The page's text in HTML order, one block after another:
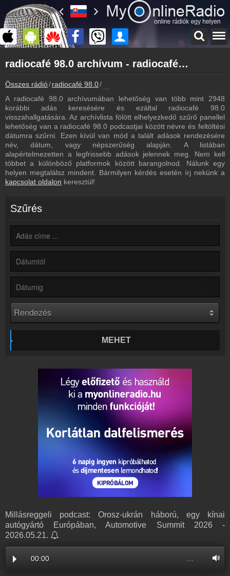
myonlineradio.hu
radiocafé 98.0
Vissza a radiocafé 98.0 oldalára
Bejelentkezés
Hozz létre saját fiókot!
Most szól
Tudd meg mi szólt eddig
Műsorújság
radiocafé 98.0 műsorai
Hírek
Kapcsolat
Írj nekünk!
Partnerek
Rádiós partnerek
Ágyazd be weboldaladba
Készítés lépésről lépésre
radiocafé 98.0 archívum - radiocafé 98.0 podcasts - radiocafé 98.0 visszahallgatás
Összes rádió radiocafé 98.0
A radiocafé 98.0 archívumában lehetőség van több mint 2948
korábbi adás keresésére és ezáltal radiocafé 98.0
visszahallgatására. Az archívlista fölött elhelyezkedő szűrő panellel
lehetőség van a radiocafé 98.0 podcastjai között névre és feltöltési
dátumra szűrni. Ezen kívül van mód a talált adások rendezésére
név, dátum, vagy népszerűség alapján. A listában
alapértelmezetten a legfrissebb adások jelennek meg. Nem kell
többet a különböző platformok között barangolnod. Nálunk egy
helyen megtalálsz mindent. Bármilyen kérdés esetén írj nekünk a
kapcsolat oldalon keresztül!
Szűrés
MEHET
Millásreggeli podcast: Orosz-ukrán háború, egy kínai
autógyártó Európában, Automotive Summit 2026 -
2026.05.21.
00:00